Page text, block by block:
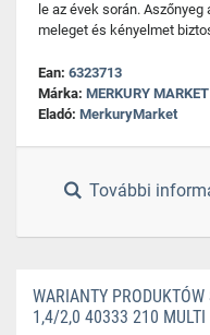
le az évek során.
meleget és kényelmet
Ean: 6323713
Márka: MERKURY MARKET
Eladó: MerkuryMarket
További
WARIANTY
1,4/2,0 40333 210 MULTI